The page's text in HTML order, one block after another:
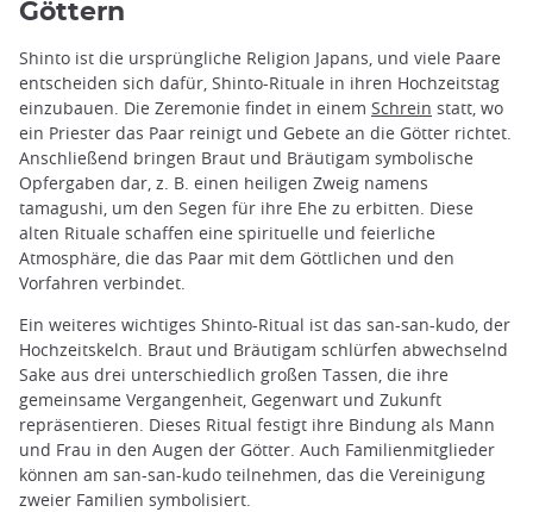
Göttern
Shinto ist die ursprüngliche Religion Japans, und viele Paare
entscheiden sich dafür, Shinto-Rituale in ihren Hochzeitstag
einzubauen. Die Zeremonie findet in einem Schrein statt, wo
ein Priester das Paar reinigt und Gebete an die Götter richtet.
Anschließend bringen Braut und Bräutigam symbolische
Opfergaben dar, z. B. einen heiligen Zweig namens
tamagushi, um den Segen für ihre Ehe zu erbitten. Diese
alten Rituale schaffen eine spirituelle und feierliche
Atmosphäre, die das Paar mit dem Göttlichen und den
Vorfahren verbindet.
Ein weiteres wichtiges Shinto-Ritual ist das san-san-kudo, der
Hochzeitskelch. Braut und Bräutigam schlürfen abwechselnd
Sake aus drei unterschiedlich großen Tassen, die ihre
gemeinsame Vergangenheit, Gegenwart und Zukunft
repräsentieren. Dieses Ritual festigt ihre Bindung als Mann
und Frau in den Augen der Götter. Auch Familienmitglieder
können am san-san-kudo teilnehmen, das die Vereinigung
zweier Familien symbolisiert.